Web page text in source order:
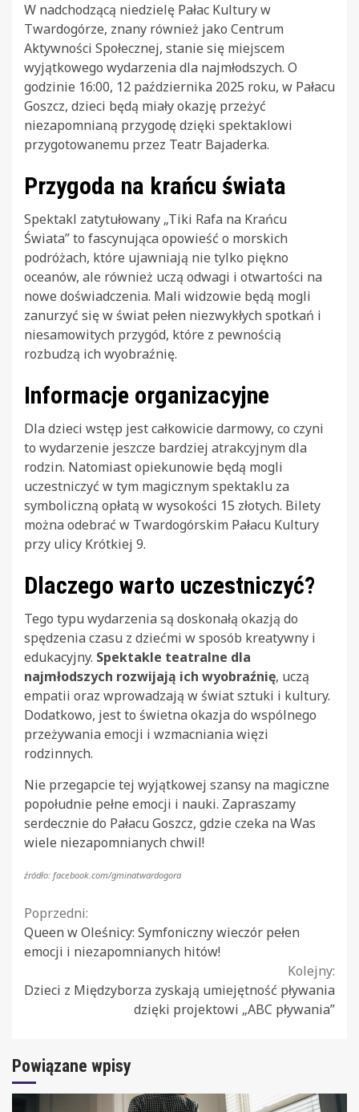
W nadchodzącą niedzielę Pałac Kultury w
Twardogórze, znany również jako Centrum
Aktywności Społecznej, stanie się miejscem
wyjątkowego wydarzenia dla najmłodszych. O
godzinie 16:00, 12 października 2025 roku, w Pałacu
Goszcz, dzieci będą miały okazję przeżyć
niezapomnianą przygodę dzięki spektaklowi
przygotowanemu przez Teatr Bajaderka.
Przygoda na krańcu świata
Spektakl zatytułowany „Tiki Rafa na Krańcu
Świata” to fascynująca opowieść o morskich
podróżach, które ujawniają nie tylko piękno
oceanów, ale również uczą odwagi i otwartości na
nowe doświadczenia. Mali widzowie będą mogli
zanurzyć się w świat pełen niezwykłych spotkań i
niesamowitych przygód, które z pewnością
rozbudzą ich wyobraźnię.
Informacje organizacyjne
Dla dzieci wstęp jest całkowicie darmowy, co czyni
to wydarzenie jeszcze bardziej atrakcyjnym dla
rodzin. Natomiast opiekunowie będą mogli
uczestniczyć w tym magicznym spektaklu za
symboliczną opłatą w wysokości 15 złotych. Bilety
można odebrać w Twardogórskim Pałacu Kultury
przy ulicy Krótkiej 9.
Dlaczego warto uczestniczyć?
Tego typu wydarzenia są doskonałą okazją do
spędzenia czasu z dziećmi w sposób kreatywny i
edukacyjny. Spektakle teatralne dla
najmłodszych rozwijają ich wyobraźnię, uczą
empatii oraz wprowadzają w świat sztuki i kultury.
Dodatkowo, jest to świetna okazja do wspólnego
przeżywania emocji i wzmacniania więzi
rodzinnych.
Nie przegapcie tej wyjątkowej szansy na magiczne
popołudnie pełne emocji i nauki. Zapraszamy
serdecznie do Pałacu Goszcz, gdzie czeka na Was
wiele niezapomnianych chwil!
źródło: facebook.com/gminatwardogora
Continue
Reading
Poprzedni:
Queen w Oleśnicy: Symfoniczny wieczór pełen
emocji i niezapomnianych hitów!
Kolejny:
Dzieci z Międzyborza zyskają umiejętność pływania
dzięki projektowi „ABC pływania”
Powiązane wpisy